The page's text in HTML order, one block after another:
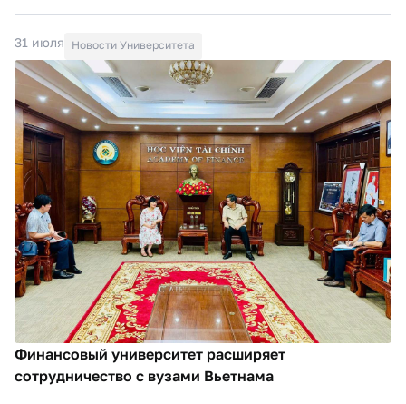
31 июля Новости Университета
Финансовый университет расширяет
сотрудничество с вузами Вьетнама